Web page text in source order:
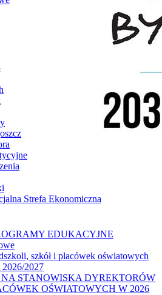
Strefa Ekonomiczna
EDUKACYJNE
szkół i placówek oświatowych
2027
STANOWISKA DYREKTORÓW
OŚWIATOWYCH W 2026